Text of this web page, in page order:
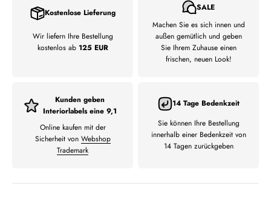
Kostenlose Lieferung
Wir liefern Ihre Bestellung
kostenlos ab 125 EUR
SALE
Machen Sie es sich innen und
außen gemütlich und geben
Sie Ihrem Zuhause einen
frischen, neuen Look!
Kunden geben
Interiorlabels eine 9,1
Online kaufen mit der
Sicherheit von Webshop
Trademark
14 Tage Bedenkzeit
Sie können Ihre Bestellung
innerhalb einer Bedenkzeit von
14 Tagen zurückgeben